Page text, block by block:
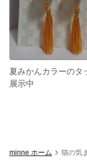
展示中
minne ホーム 猫の気